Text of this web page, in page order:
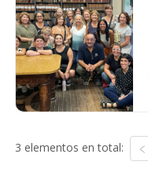
3 elementos en total: